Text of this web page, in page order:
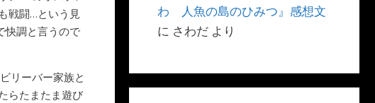
戦闘…という見
快調と言うので
リーバー家族と
らたまたま遊び
わ 人魚の島のひみつ』感想文
に さわだ より